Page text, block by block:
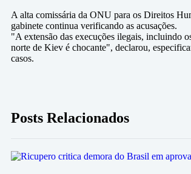
A alta comissária da ONU para os Direitos
gabinete continua verificando as acusações.
"A extensão das execuções ilegais, incluindo
norte de Kiev é chocante", declarou,
casos.
Posts Relacionados